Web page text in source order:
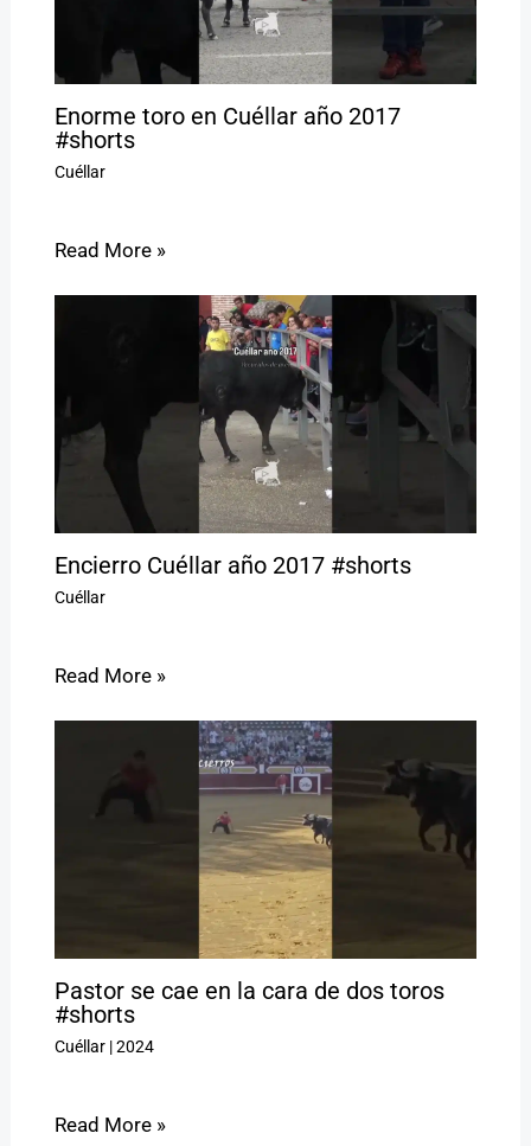
Enorme toro en Cuéllar año 2017
#shorts
Cuéllar
Read More »
Encierro Cuéllar año 2017 #shorts
Cuéllar
Read More »
Pastor se cae en la cara de dos toros
#shorts
Cuéllar|2024
Read More »